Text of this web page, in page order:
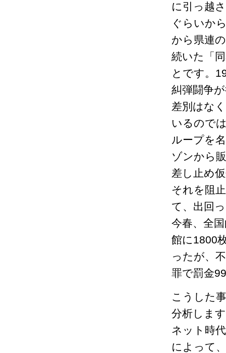
に引っ越
ぐらいか
から県連
続いた「
とです。
糾弾闘争
差別はな
いるので
ループを
ゾンから
差し止め
それを阻
て、出回
今春、全
館に1800
ったが、
罪で罰金
こうした
分析しま
ネット時
によって